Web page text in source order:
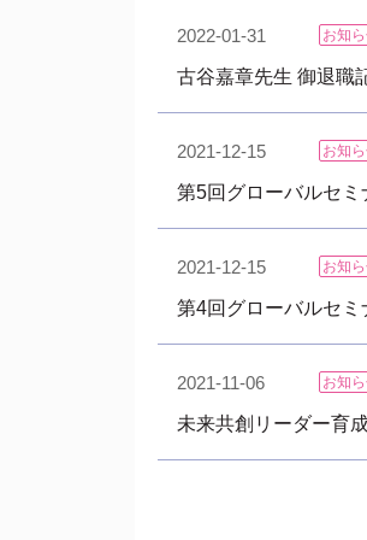
2022-01-31 お知
古谷嘉章先生 御退職
2021-12-15 お知
第5回グローバルセミ
2021-12-15 お知
第4回グローバルセミ
2021-11-06 お知
未来共創リーダー育